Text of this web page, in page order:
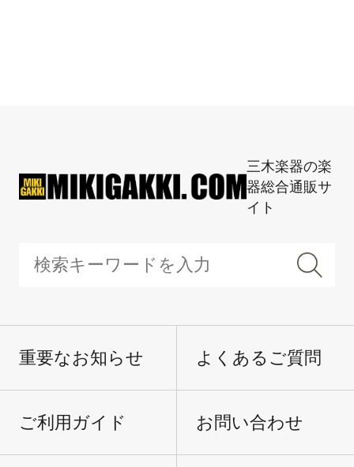
三木楽器の楽
器総合通販サ
イト
重要なお知らせ よくあるご質問
ご利用ガイド お問い合わせ